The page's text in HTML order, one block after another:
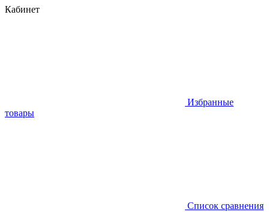
Кабинет
Избранные
товары
Список сравнения